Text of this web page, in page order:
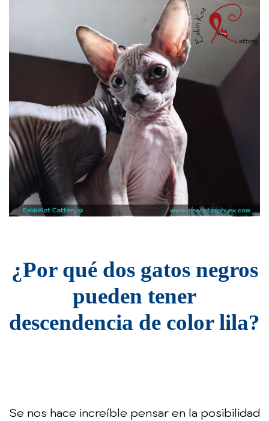
¿Por qué dos gatos negros
pueden tener
descendencia de color lila?
Se nos hace increíble pensar en la posibilidad